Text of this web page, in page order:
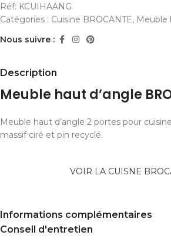
Réf: KCUIHAANG
Catégories : Cuisine BROCANTE, Meuble
Nous suivre :
Description
Meuble haut d’angle
Meuble haut d’angle 2 portes pour
massif ciré et pin recyclé.
VOIR LA CUISNE
Informations complémentaires
Conseil d'entretien